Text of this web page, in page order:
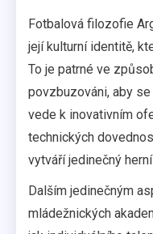
Fotbalová filozofie
její kulturní identitě,
To je patrné ve
povzbuzováni, aby
vede k inovativním
technických
vytváří jedinečný
Dalším jedinečným
mládežnických